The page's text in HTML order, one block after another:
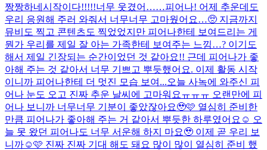
짱짱하네 시작이다!!!!!너무 웃겼어……피어나! 어제 추운데도
우리 응원해 주러 와줘서 너무너무 고마웠어요…🥺 지금까지
뮤비도 찍고 콘텐츠도 찍었었지만 피어나한테 보여드리는 게
뭔가 우리를 제일 잘 아는 가족한테 보여주는 느낌…? 이기도
해서 제일 긴장되는 순간이었던 것 같아요!! 근데 피어나가 좋
아해 주는 것 같아서 너무 기쁘고 뿌듯했어요. 이제 활동 시작
이니까 피어나한테 더 멋진 모습 보여...오늘 사녹에 와주신 피
어나 눈도 오고 진짜 추운 날씨에 고마워요ㅠㅠㅠ 오랜만에 피
어나 보니까 너무너무 기분이 좋았잖아요🥹🩷 열심히 준비한
만큼 피어나가 좋아해 주는 거 같아서 뿌듯한 하루였어요☺️ 오
늘 못 왔던 피어나도 너무 서운해 하지 마요🥹 이제 곧 우리 보
니까☺️🩷 진짜 진짜 기대 해도 돼요 많이 많이 열심히 준비 했